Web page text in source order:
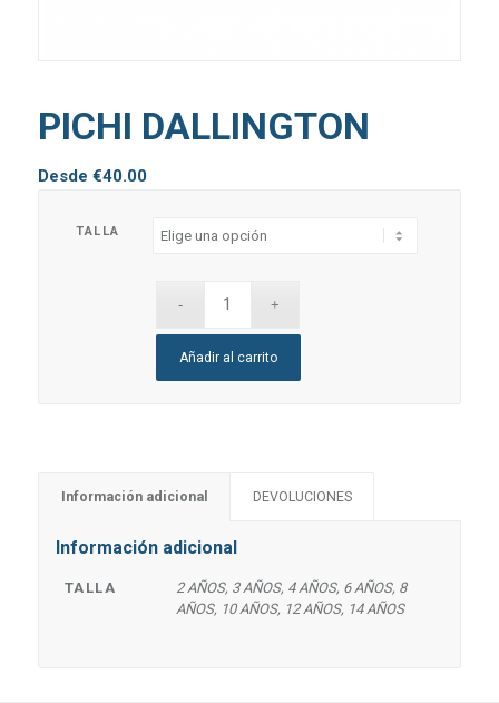
PICHI DALLINGTON
Desde €40.00
TALLA
Añadir al carrito
Información adicional DEVOLUCIONES
Información adicional
TALLA
2 AÑOS, 3 AÑOS, 4 AÑOS, 6 AÑOS, 8
AÑOS, 10 AÑOS, 12 AÑOS, 14 AÑOS